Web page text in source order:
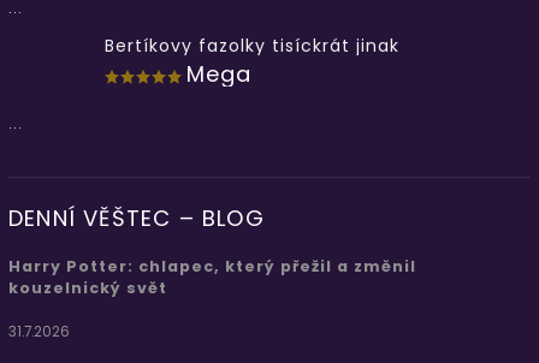
...
Bertíkovy fazolky tisíckrát jinak
Mega
...
DENNÍ VĚŠTEC – BLOG
Harry Potter: chlapec, který přežil a změnil
kouzelnický svět
31.7.2026